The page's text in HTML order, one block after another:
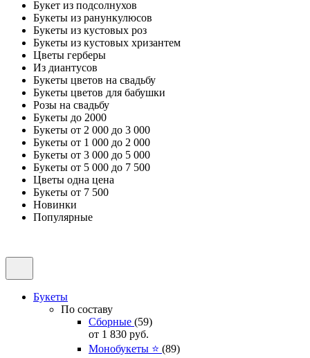
Букет из подсолнухов
Букеты из ранункулюсов
Букеты из кустовых роз
Букеты из кустовых хризантем
Цветы герберы
Из диантусов
Букеты цветов на свадьбу
Букеты цветов для бабушки
Розы на свадьбу
Букеты до 2000
Букеты от 2 000 до 3 000
Букеты от 1 000 до 2 000
Букеты от 3 000 до 5 000
Букеты от 5 000 до 7 500
Цветы одна цена
Букеты от 7 500
Новинки
Популярные
Букеты
По составу
Сборные (59)
от 1 830 руб.
Монобукеты ⭐ (89)